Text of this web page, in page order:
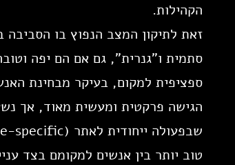
הקהילות.
זאת לתיקון המצב הנפוץ בו
סתמית ו"גנרית", גם אם הם יפה
ספציפית למקום, בעיקר מבחינת
הגישה פרקטית ומעשית מאוד, אך
טוב יותר בין אנשים למקומם בצד